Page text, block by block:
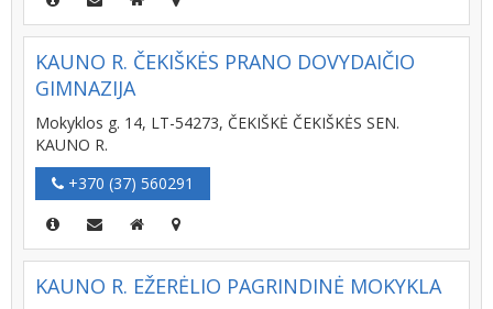
KAUNO R. ČEKIŠKĖS PRANO DOVYDAIČIO
GIMNAZIJA
Mokyklos g. 14, LT-54273, ČEKIŠKĖ ČEKIŠKĖS SEN.
KAUNO R.
+370 (37) 560291
KAUNO R. EŽERĖLIO PAGRINDINĖ MOKYKLA